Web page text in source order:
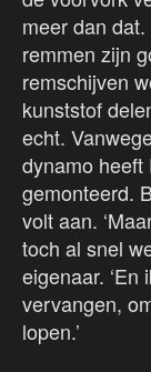
meer dan
remmen zijn
remschijven
kunststof
echt.
dynamo heeft
gemonteerd.
volt aan.
toch al snel
eigenaar.
vervangen,
lopen.’